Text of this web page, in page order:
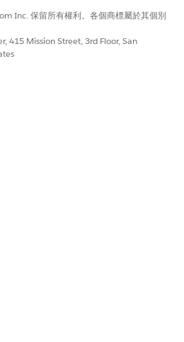
。
的列耗用資料轉換—批次量表。
Inc. 保留所有權利。各個商標屬於其個別
415 Mission Street, 3rd Floor, San